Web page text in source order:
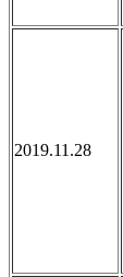
2019.11.28